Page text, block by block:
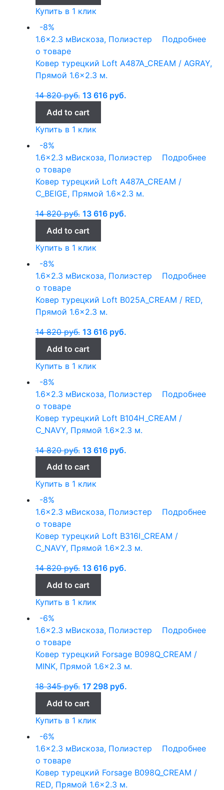
Купить в 1 клик
-8%
1.6x2.3 мВискоза, Полиэстер
Подробнее
о товаре
Ковер турецкий Loft A487A_CREAM / AGRAY,
Прямой 1.6×2.3 м.
14 820руб. 13 616 руб.
Add to cart
Купить в 1 клик
-8%
1.6x2.3 мВискоза, Полиэстер
Подробнее
о товаре
Ковер турецкий Loft A487A_CREAM /
C_BEIGE, Прямой 1.6×2.3 м.
14 820руб. 13 616 руб.
Add to cart
Купить в 1 клик
-8%
1.6x2.3 мВискоза, Полиэстер
Подробнее
о товаре
Ковер турецкий Loft B025A_CREAM / RED,
Прямой 1.6×2.3 м.
14 820руб. 13 616 руб.
Add to cart
Купить в 1 клик
-8%
1.6x2.3 мВискоза, Полиэстер
Подробнее
о товаре
Ковер турецкий Loft B104H_CREAM /
C_NAVY, Прямой 1.6×2.3 м.
14 820руб. 13 616 руб.
Add to cart
Купить в 1 клик
-8%
1.6x2.3 мВискоза, Полиэстер
Подробнее
о товаре
Ковер турецкий Loft B316I_CREAM /
C_NAVY, Прямой 1.6×2.3 м.
14 820руб. 13 616 руб.
Add to cart
Купить в 1 клик
-6%
1.6x2.3 мВискоза, Полиэстер
Подробнее
о товаре
Ковер турецкий Forsage B098Q_CREAM /
MINK, Прямой 1.6×2.3 м.
18 345руб. 17 298 руб.
Add to cart
Купить в 1 клик
-6%
1.6x2.3 мВискоза, Полиэстер
Подробнее
о товаре
Ковер турецкий Forsage B098Q_CREAM /
RED, Прямой 1.6×2.3 м.